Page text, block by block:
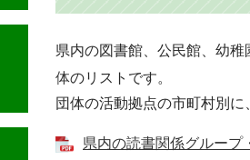
県内の図書館、公民館、幼
体​のリストです。
団体の活動拠点の市町村別に
県内の読書関係グループ